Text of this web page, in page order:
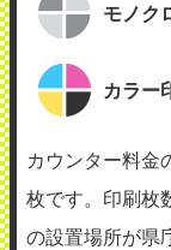
モノク
カラー
カウンター料金
枚です。印刷枚
の設置場所が県